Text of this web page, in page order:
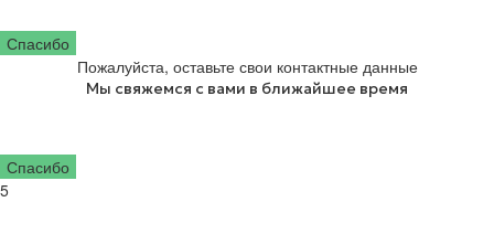
Спасибо
Пожалуйста, оставьте свои контактные данные
Мы свяжемся с вами в ближайшее время
Спасибо
5